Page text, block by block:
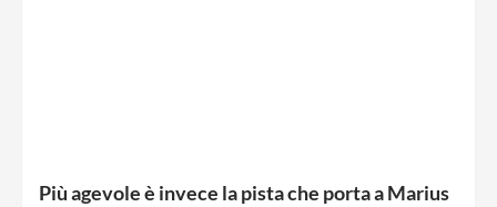
Più agevole è invece la pista che porta a Marius